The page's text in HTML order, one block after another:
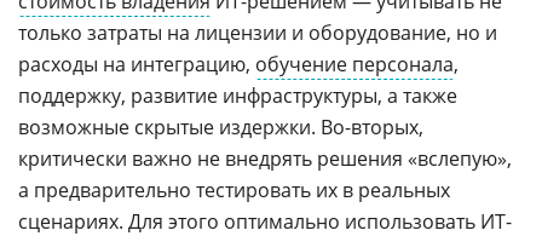
только затраты на лицензии и оборудование, но и
расходы на интеграцию, обучение персонала,
поддержку, развитие инфраструктуры, а также
возможные скрытые издержки. Во-вторых,
критически важно не внедрять решения «вслепую»,
а предварительно тестировать их в реальных
сценариях. Для этого оптимально использовать ИТ-